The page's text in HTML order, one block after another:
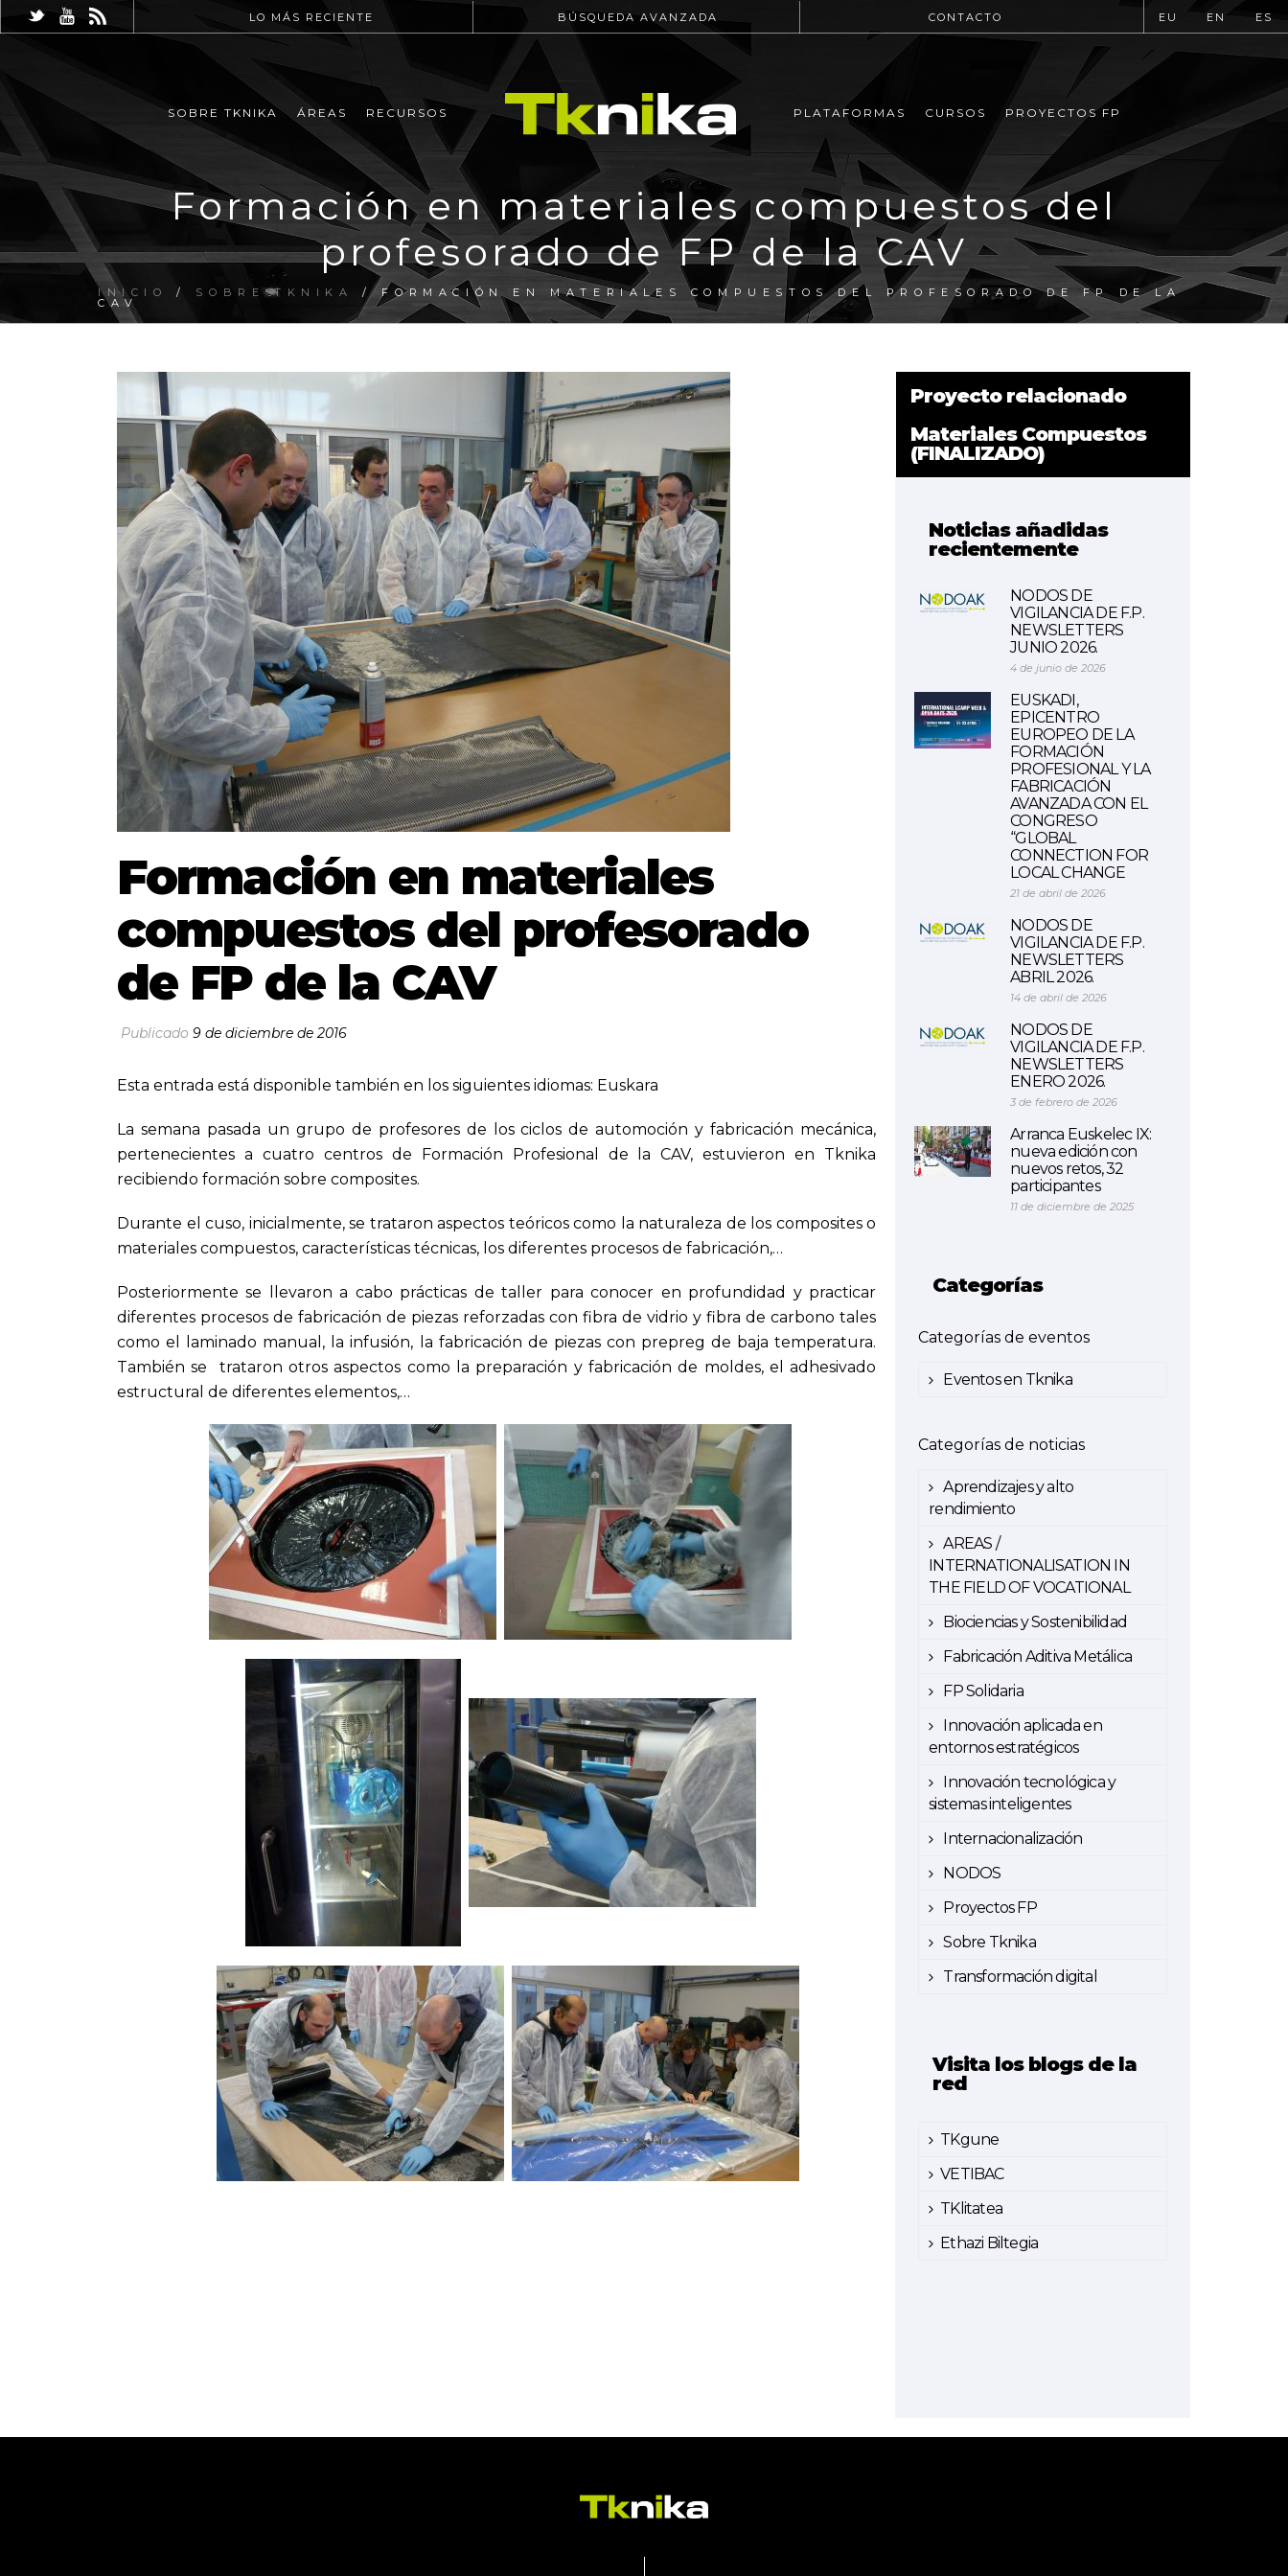
LO MÁS RECIENTE BÚSQUEDA AVANZADA CONTACTO EU EN ES
SOBRE TKNIKA ÁREAS RECURSOS PLATAFORMAS CURSOS PROYECTOS FP
Formación en materiales compuestos del
profesorado de FP de la CAV
INICIO / SOBRE TKNIKA / FORMACIÓN EN MATERIALES COMPUESTOS DEL PROFESORADO DE FP DE LA
CAV
Formación en materiales
compuestos del profesorado
de FP de la CAV
Publicado 9 de diciembre de 2016
Esta entrada está disponible también en los siguientes idiomas: Euskara
La semana pasada un grupo de profesores de los ciclos de automoción y fabricación mecánica,
pertenecientes a cuatro centros de Formación Profesional de la CAV, estuvieron en Tknika
recibiendo formación sobre composites.
Durante el cuso, inicialmente, se trataron aspectos teóricos como la naturaleza de los composites o
materiales compuestos, características técnicas, los diferentes procesos de fabricación,…
Posteriormente se llevaron a cabo prácticas de taller para conocer en profundidad y practicar
diferentes procesos de fabricación de piezas reforzadas con fibra de vidrio y fibra de carbono tales
como el laminado manual, la infusión, la fabricación de piezas con prepreg de baja temperatura.
También se trataron otros aspectos como la preparación y fabricación de moldes, el adhesivado
estructural de diferentes elementos,…
Proyecto relacionado
Materiales Compuestos
(FINALIZADO)
Noticias añadidas
recientemente
NODOS DE
VIGILANCIA DE F.P.
NEWSLETTERS
JUNIO 2026.
4 de junio de 2026
EUSKADI,
EPICENTRO
EUROPEO DE LA
FORMACIÓN
PROFESIONAL Y LA
FABRICACIÓN
AVANZADA CON EL
CONGRESO
“GLOBAL
CONNECTION FOR
LOCAL CHANGE
21 de abril de 2026
NODOS DE
VIGILANCIA DE F.P.
NEWSLETTERS
ABRIL 2026.
14 de abril de 2026
NODOS DE
VIGILANCIA DE F.P.
NEWSLETTERS
ENERO 2026.
3 de febrero de 2026
Arranca Euskelec IX:
nueva edición con
nuevos retos, 32
participantes
11 de diciembre de 2025
Categorías
Categorías de eventos
Eventos en Tknika
Categorías de noticias
Aprendizajes y alto
rendimiento
AREAS /
INTERNATIONALISATION IN
THE FIELD OF VOCATIONAL
Biociencias y Sostenibilidad
Fabricación Aditiva Metálica
FP Solidaria
Innovación aplicada en
entornos estratégicos
Innovación tecnológica y
sistemas inteligentes
Internacionalización
NODOS
Proyectos FP
Sobre Tknika
Transformación digital
Visita los blogs de la
red
TKgune
VETIBAC
TKlitatea
Ethazi Biltegia